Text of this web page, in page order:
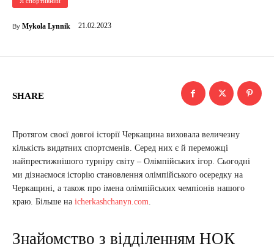
By Mykola Lynnik 21.02.2023
SHARE
Протягом своєї довгої історії Черкащина виховала величезну
кількість видатних спортсменів. Серед них є й переможці
найпрестижнішого турніру світу – Олімпійських ігор. Сьогодні
ми дізнаємося історію становлення олімпійського осередку на
Черкащині, а також про імена олімпійських чемпіонів нашого
краю. Більше на icherkashchanyn.com.
Знайомство з відділенням НОК